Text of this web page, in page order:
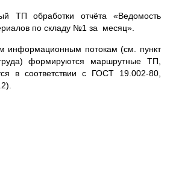
ТП обработки отчёта «Ведомость
по складу №1 за месяц».
информационным потокам (см. пункт
формируются маршрутные ТП,
в соответствии с ГОСТ 19.002-80,